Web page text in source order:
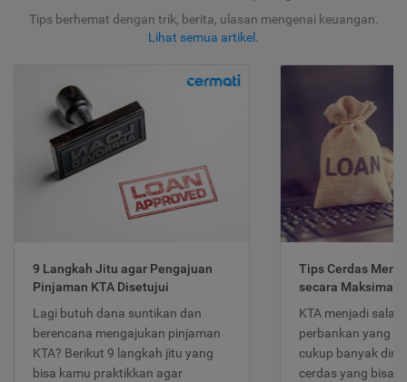
Tips berhemat dengan trik, berita, ulasan mengenai keuangan.
Lihat semua artikel .
9 Langkah Jitu agar Pengajuan
Pinjaman KTA Disetujui
Lagi butuh dana suntikan dan
berencana mengajukan pinjaman
KTA? Berikut 9 langkah jitu yang
bisa kamu praktikkan agar
Tips Cerdas
secara Maksimal
KTA menjadi
perbankan yang
cukup banyak
cerdas yang bisa